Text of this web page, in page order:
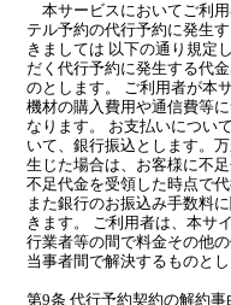
本サービスにおいてご利
テル予約の代行予約に発生
きましては 以下の通り規定
だく代行予約に発生する代
のとします。 ご利用者が本
機材の購入費用や通信費等
なります。 お支払いについ
いて、銀行振込とします。
生じた場合は、お客様に不
不足代金を受領した時点で
また銀行のお振込み手数料
きます。 ご利用者は、本サ
行業者等の間で料金その他
当事者間で解決するものと
第9条 代行予約契約の解約事